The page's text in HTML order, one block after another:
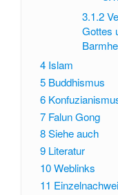
3.1.2
Gottes
4 Islam
5 Buddhismus
6
7 Falun Gong
8Siehe auch
9 Literatur
10Weblinks
11